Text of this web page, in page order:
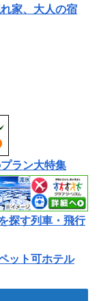
家、大人の宿
ラン大特集
探す列車・飛行
ット可ホテル